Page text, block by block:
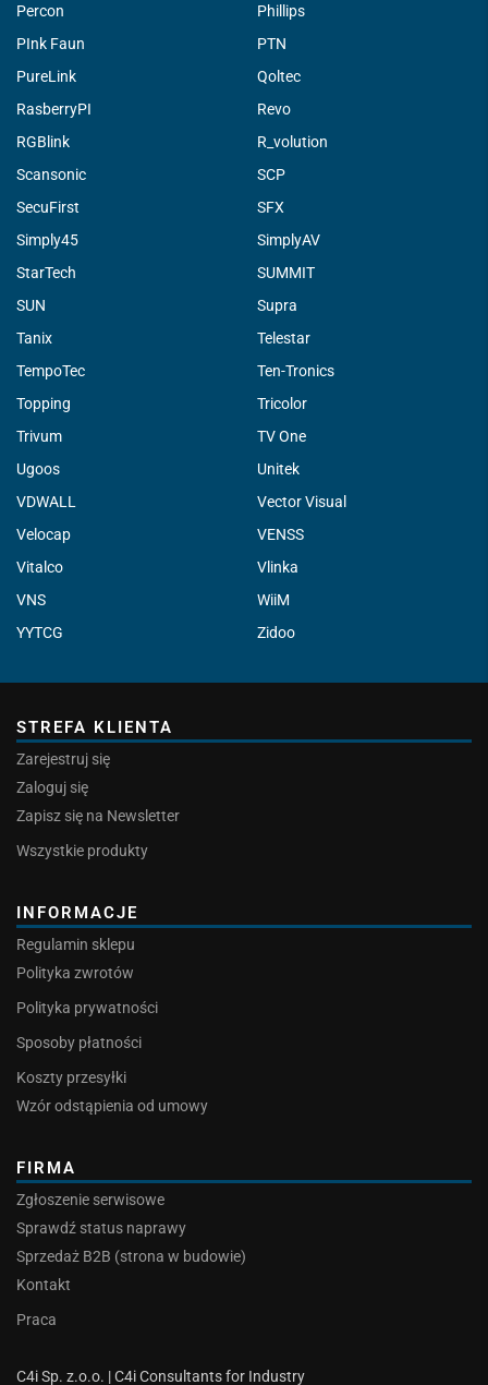
Percon
Phillips
PInk Faun
PTN
PureLink
Qoltec
RasberryPI
Revo
RGBlink
R_volution
Scansonic
SCP
SecuFirst
SFX
Simply45
SimplyAV
StarTech
SUMMIT
SUN
Supra
Tanix
Telestar
TempoTec
Ten-Tronics
Topping
Tricolor
Trivum
TV One
Ugoos
Unitek
VDWALL
Vector Visual
Velocap
VENSS
Vitalco
Vlinka
VNS
WiiM
YYTCG
Zidoo
STREFA KLIENTA
Zarejestruj się
Zaloguj się
Zapisz się na Newsletter
Wszystkie produkty
INFORMACJE
Regulamin sklepu
Polityka zwrotów
Polityka prywatności
Sposoby płatności
Koszty przesyłki
Wzór odstąpienia od umowy
FIRMA
Zgłoszenie serwisowe
Sprawdź status naprawy
Sprzedaż B2B (strona w budowie)
Kontakt
Praca
C4i Sp. z.o.o. | C4i Consultants for Industry